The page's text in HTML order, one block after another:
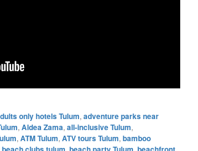
only hotels Tulum, adventure parks near
, Aldea Zama, all-inclusive Tulum,
, ATM Tulum, ATV tours Tulum, bamboo